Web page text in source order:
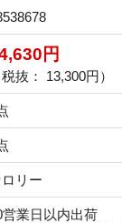
円
税抜： 13,300円）
リー
営業日以内出荷